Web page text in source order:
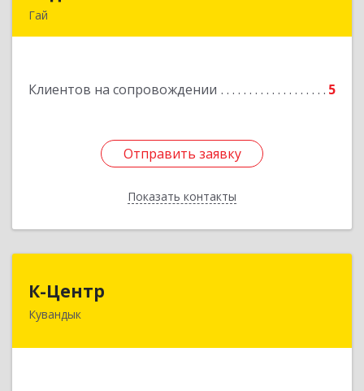
Гай
Клиентов на сопровождении 5
Отправить заявку
Показать контакты
Подробнее
Отправить заявку
Назад
К-Центр
Кувандык
462243, Оренбургская обл, Кувандыкский р-н,